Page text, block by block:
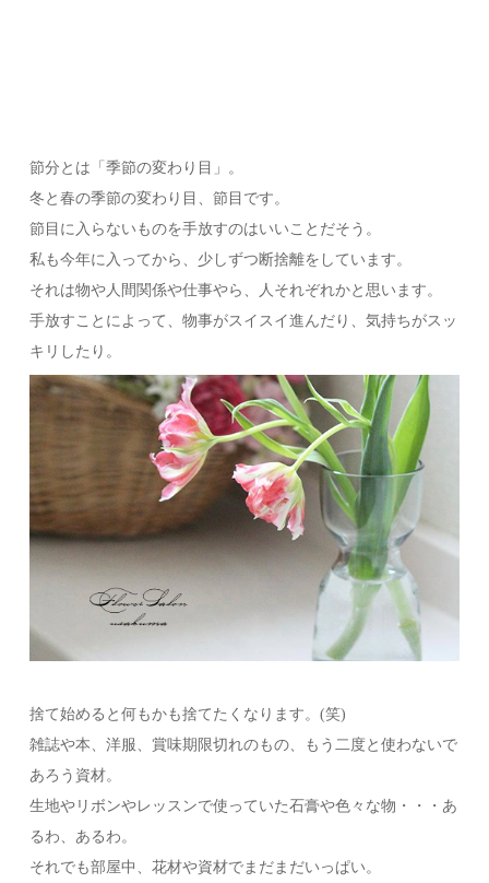
節分とは「季節の変わり目」。
冬と春の季節の変わり目、節目です。
節目に入らないものを手放すのはいいことだそう。
私も今年に入ってから、少しずつ断捨離をしています。
それは物や人間関係や仕事やら、人それぞれかと思います。
手放すことによって、物事がスイスイ進んだり、気持ちがスッ
キリしたり。
捨て始めると何もかも捨てたくなります。(笑)
雑誌や本、洋服、賞味期限切れのもの、もう二度と使わないで
あろう資材。
生地やリボンやレッスンで使っていた石膏や色々な物・・・あ
るわ、あるわ。
それでも部屋中、花材や資材でまだまだいっぱい。